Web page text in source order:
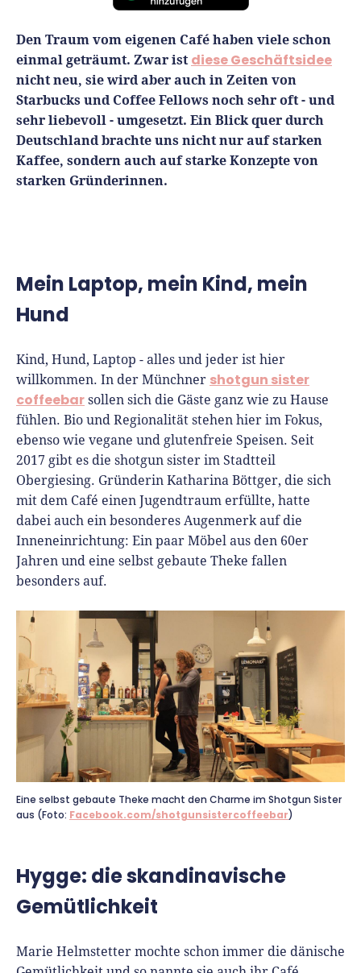
Finanzplan erstellen
Top 15 Franchise
Die besten Gründerkredite
Gründerwettbewerbe finden
Unternehmen anmelden
Schutzrechte anmelden
Kleingewerbe anmelden
Unsere Gründungspakete
Kunden gewinnen
Website erstellen
Rechnung schreiben
Buchhaltung erledigen
Online-Kredit anfragen
Fördermittel
Gründungszuschuss
Kredit für Existenzgründer
Business Angels
Zuschüsse
Firmenkonto
Tools
Businessplan-Software
Business Model Canvas
Gründertest
Preiskalkulation
Buchhaltungssoftware
Lohnsoftware
Weitere Tools & Vorlagen
Vergleiche
Angebote
Marke, AGB & Datenschutz
Richtig versichern
Steuerberatung
Software
Deals
Den Traum vom eigenen Café haben viele schon
einmal geträumt. Zwar ist diese Geschäftsidee
nicht neu, sie wird aber auch in Zeiten von
Starbucks und Coffee Fellows noch sehr oft - und
sehr liebevoll - umgesetzt. Ein Blick quer durch
Deutschland brachte uns nicht nur auf starken
Kaffee, sondern auch auf starke Konzepte von
starken Gründerinnen.
Mein Laptop, mein Kind, mein
Hund
Kind, Hund, Laptop - alles und jeder ist hier
willkommen. In der Münchner shotgun sister
coffeebar sollen sich die Gäste ganz wie zu Hause
fühlen. Bio und Regionalität stehen hier im Fokus,
ebenso wie vegane und glutenfreie Speisen. Seit
2017 gibt es die shotgun sister im Stadtteil
Obergiesing. Gründerin Katharina Böttger, die sich
mit dem Café einen Jugendtraum erfüllte, hatte
dabei auch ein besonderes Augenmerk auf die
Inneneinrichtung: Ein paar Möbel aus den 60er
Jahren und eine selbst gebaute Theke fallen
besonders auf.
Eine selbst gebaute Theke macht den Charme im Shotgun Sister
aus (Foto: Facebook.com/shotgunsistercoffeebar)
Hygge: die skandinavische
Gemütlichkeit
Marie Helmstetter mochte schon immer die dänische